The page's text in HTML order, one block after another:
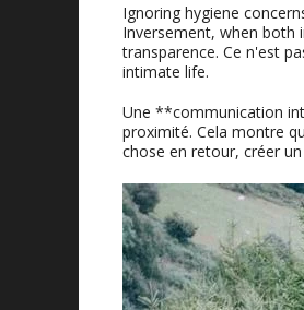
Ignoring hygiene
Inversement, when both
transparence. Ce n'est
intimate life.
Une **communication
proximité. Cela montre
chose en retour, créer